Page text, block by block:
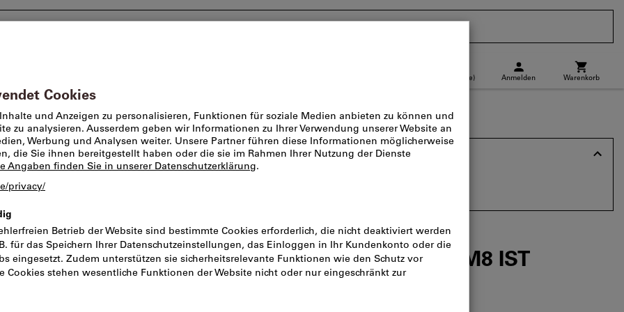
de) Anmelden Warenkorb
Chemie Ankerstangen/Innengewindeanker Innengewindeanker
verfügbare Alternative:
Innengewindehülse Edelstahl M8 IST